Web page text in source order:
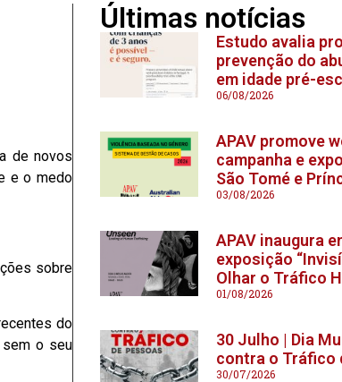
de novos
e o medo
sobre
do
sem o seu
Últimas notícias
Estudo avalia
prevenção do
em idade pré-
06/08/2026
APAV promove
campanha e
São Tomé e
03/08/2026
APAV inaugura
exposição
Olhar o Tráfico
01/08/2026
30 Julho | Dia
contra o Tráfico
30/07/2026